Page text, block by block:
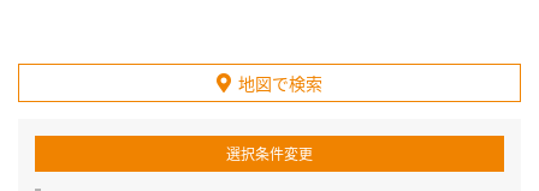
地図で検索
選択条件変更